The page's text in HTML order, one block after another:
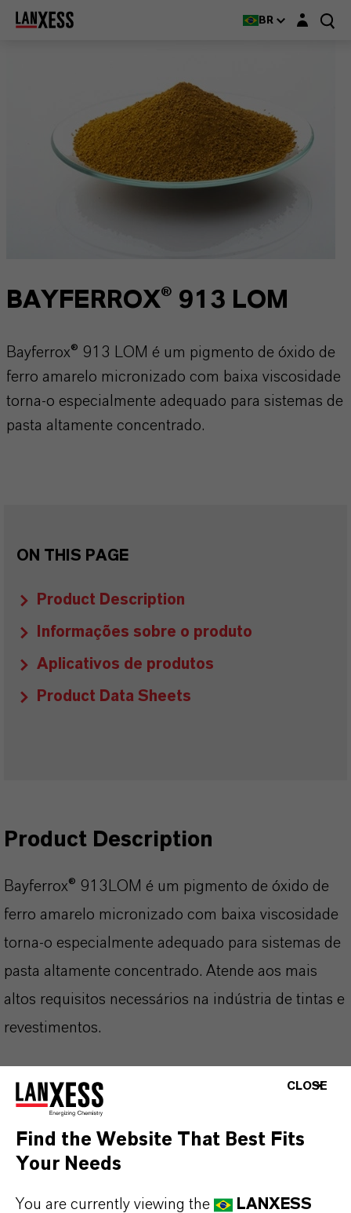
BR Login layer
BAYFERROX® 913 LOM
Bayferrox® 913 LOM é um pigmento de óxido de
ferro amarelo micronizado com baixa viscosidade
torna-o especialmente adequado para sistemas de
pasta altamente concentrado.
ON THIS PAGE
Product Description
Informações sobre o produto
Aplicativos de produtos
Product Data Sheets
Product Description
Bayferrox® 913LOM é um pigmento de óxido de
ferro amarelo micronizado com baixa viscosidade
torna-o especialmente adequado para sistemas de
pasta altamente concentrado. Atende aos mais
altos requisitos necessários na indústria de tintas e
revestimentos.
INFORMAÇÕES SOBRE O PRODUTO
CLOSE
Find the Website That Best Fits
Your Needs
You are currently viewing the
LANXESS